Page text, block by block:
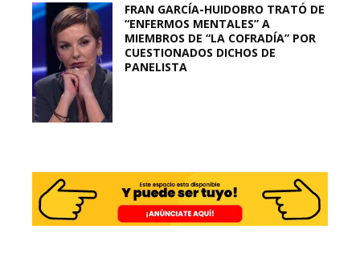
FRAN GARCÍA-HUIDOBRO TRATÓ DE
“ENFERMOS MENTALES” A
MIEMBROS DE “LA COFRADÍA” POR
CUESTIONADOS DICHOS DE
PANELISTA